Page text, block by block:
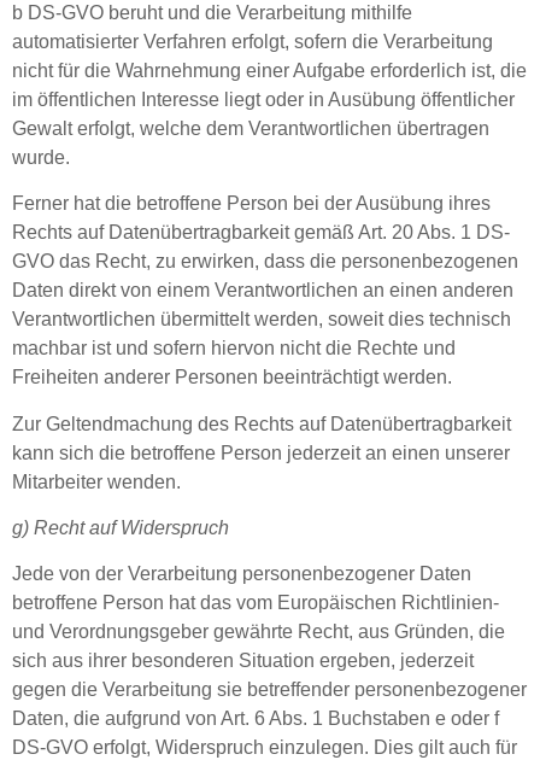
b DS-GVO beruht und die Verarbeitung mithilfe
automatisierter Verfahren erfolgt, sofern die Verarbeitung
nicht für die Wahrnehmung einer Aufgabe erforderlich ist, die
im öffentlichen Interesse liegt oder in Ausübung öffentlicher
Gewalt erfolgt, welche dem Verantwortlichen übertragen
wurde.
Ferner hat die betroffene Person bei der Ausübung ihres
Rechts auf Datenübertragbarkeit gemäß Art. 20 Abs. 1 DS-
GVO das Recht, zu erwirken, dass die personenbezogenen
Daten direkt von einem Verantwortlichen an einen anderen
Verantwortlichen übermittelt werden, soweit dies technisch
machbar ist und sofern hiervon nicht die Rechte und
Freiheiten anderer Personen beeinträchtigt werden.
Zur Geltendmachung des Rechts auf Datenübertragbarkeit
kann sich die betroffene Person jederzeit an einen unserer
Mitarbeiter wenden.
g) Recht auf Widerspruch
Jede von der Verarbeitung personenbezogener Daten
betroffene Person hat das vom Europäischen Richtlinien-
und Verordnungsgeber gewährte Recht, aus Gründen, die
sich aus ihrer besonderen Situation ergeben, jederzeit
gegen die Verarbeitung sie betreffender personenbezogener
Daten, die aufgrund von Art. 6 Abs. 1 Buchstaben e oder f
DS-GVO erfolgt, Widerspruch einzulegen. Dies gilt auch für